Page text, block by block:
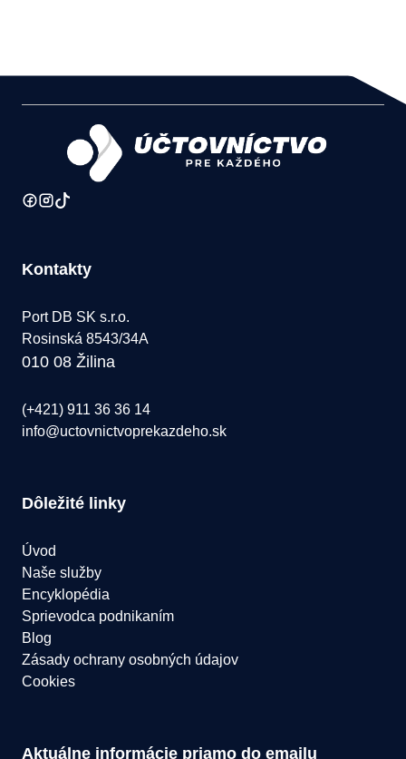
Kontakty
Port DB SK s.r.o.
Rosinská 8543/34A
010 08 Žilina
(+421) 911 36 36 14
info@uctovnictvoprekazdeho.sk
Dôležité linky
Úvod
Naše služby
Encyklopédia
Sprievodca podnikaním
Blog
Zásady ochrany osobných údajov
Cookies
Aktuálne informácie priamo do emailu